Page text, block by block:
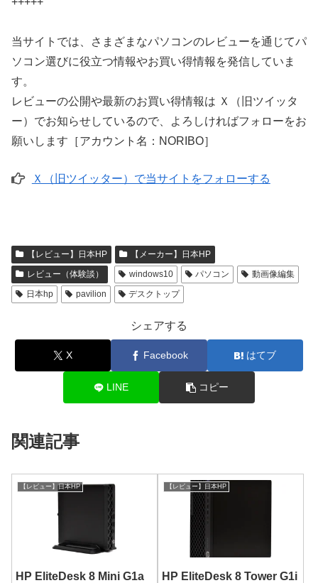
当サイトでは、さまざまなパソコンのレビューを通じてパ
ソコン選びに役立つ情報やお買い得情報を発信していま
す。
レビューの公開や最新のお買い得情報は Ｘ（旧ツイッタ
ー）でお知らせしているので、よろしければフォローをお
願いします［アカウント名：NORIBO］
Ｘ（旧ツイッター）で当サイトをフォローする
【レビュー】日本HP
【メーカー】日本HP
レビュー（体験談）
windows10 パソコン
動画像編集
日本hp
pavilion デスクトップ
シェアする
X Facebook はてブ
LINE コピー
関連記事
【レビュー】日本HP
HP EliteDesk 8 Mini G1a
【レビュー】日本HP
HP EliteDesk 8 Tower G1i